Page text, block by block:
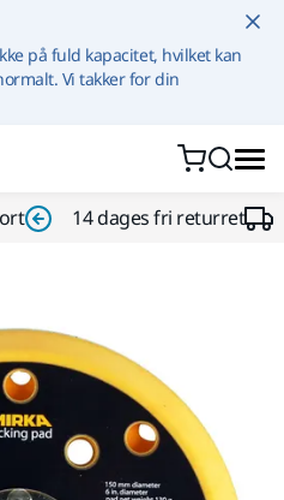
på fuld kapacitet, hvilket kan
Vi takker for din
14 dages fri returret